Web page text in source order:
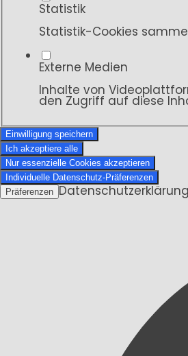
Statistik
Statistik-Cookies
Externe Medien
Inhalte von
den Zugriff auf diese
Einwilligung speichern
Ich akzeptiere alle
Nur essenzielle Cookies akzeptieren
Individuelle Datenschutz-Präferenzen
Präferenzen Datenschutzerklärung